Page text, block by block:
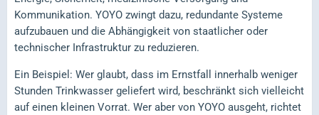
Kommunikation. YOYO zwingt dazu, redundante Systeme
aufzubauen und die Abhängigkeit von staatlicher oder
technischer Infrastruktur zu reduzieren.
Ein Beispiel: Wer glaubt, dass im Ernstfall innerhalb weniger
Stunden Trinkwasser geliefert wird, beschränkt sich vielleicht
auf einen kleinen Vorrat. Wer aber von YOYO ausgeht, richtet